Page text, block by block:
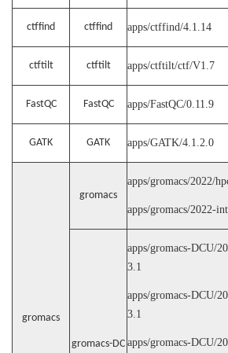
ctffind ctffind apps/ctffind/4.1.14
ctftilt ctftilt apps/ctftilt/ctf/V1.7
FastQC FastQC apps/FastQC/0.11.9
GATK GATK apps/GATK/4.1.2.0
gromacs
gromacs
apps/gromacs/2022/
apps/gromacs/2022-
gromacs-DC
apps/gromacs-DCU/
3.1
apps/gromacs-DCU/
3.1
apps/gromacs-DCU/